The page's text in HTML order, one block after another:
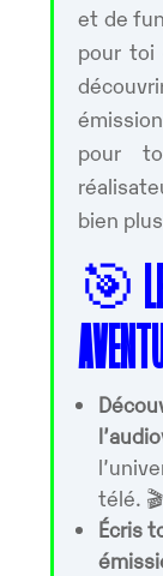
et de
pour toi
pour
bien
🎯
télé. 🎬
Écris